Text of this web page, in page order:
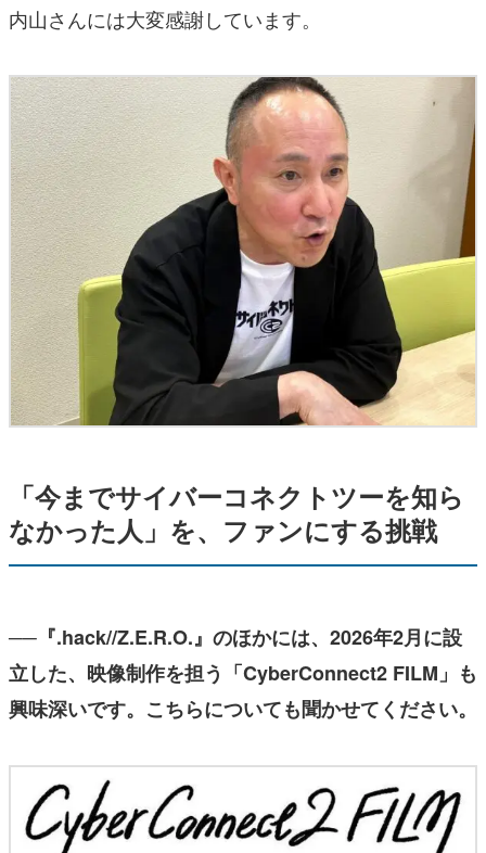
内山さんには大変感謝しています。
「今までサイバーコネクトツーを知ら
なかった人」を、ファンにする挑戦
──『.hack//Z.E.R.O.』のほかには、2026年2月に設
立した、映像制作を担う「CyberConnect2 FILM」も
興味深いです。こちらについても聞かせてください。